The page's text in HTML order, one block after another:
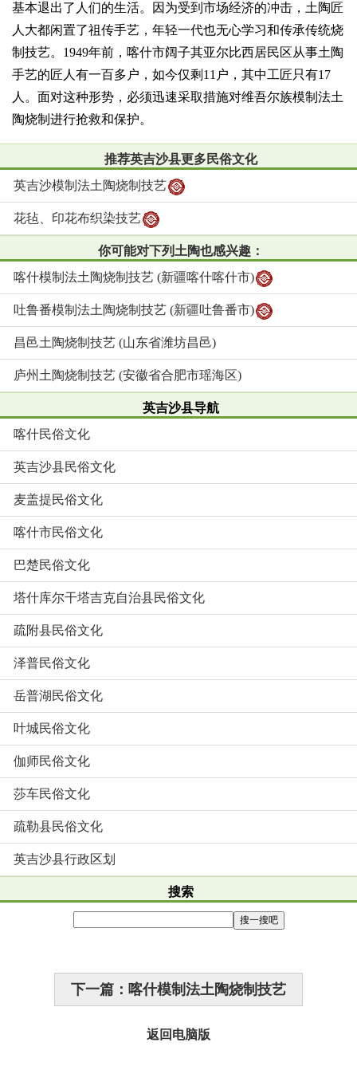
基本退出了人们的生活。因为受到市场经济的冲击，土陶匠
人大都闲置了祖传手艺，年轻一代也无心学习和传承传统烧
制技艺。1949年前，喀什市阔子其亚尔比西居民区从事土陶
手艺的匠人有一百多户，如今仅剩11户，其中工匠只有17
人。面对这种形势，必须迅速采取措施对维吾尔族模制法土
陶烧制进行抢救和保护。
推荐英吉沙县更多民俗文化
英吉沙模制法土陶烧制技艺
花毡、印花布织染技艺
你可能对下列土陶也感兴趣：
喀什模制法土陶烧制技艺 (新疆喀什喀什市)
吐鲁番模制法土陶烧制技艺 (新疆吐鲁番市)
昌邑土陶烧制技艺 (山东省潍坊昌邑)
庐州土陶烧制技艺 (安徽省合肥市瑶海区)
英吉沙县导航
喀什民俗文化
英吉沙县民俗文化
麦盖提民俗文化
喀什市民俗文化
巴楚民俗文化
塔什库尔干塔吉克自治县民俗文化
疏附县民俗文化
泽普民俗文化
岳普湖民俗文化
叶城民俗文化
伽师民俗文化
莎车民俗文化
疏勒县民俗文化
英吉沙县行政区划
搜索
下一篇：喀什模制法土陶烧制技艺
返回电脑版